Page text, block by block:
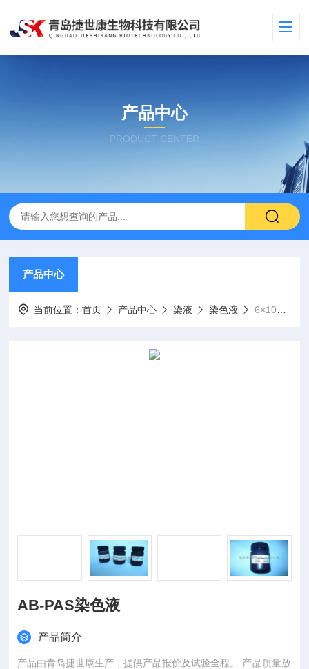
产品中心
PRODUCT CENTER
产品中心
当前位置：首页 产品中心 染液 染色液 6×100ml/瓶AB-PAS染色液
AB-PAS染色液
产品简介
产品由青岛捷世康生产，提供产品报价及试验全程。 产品质量放